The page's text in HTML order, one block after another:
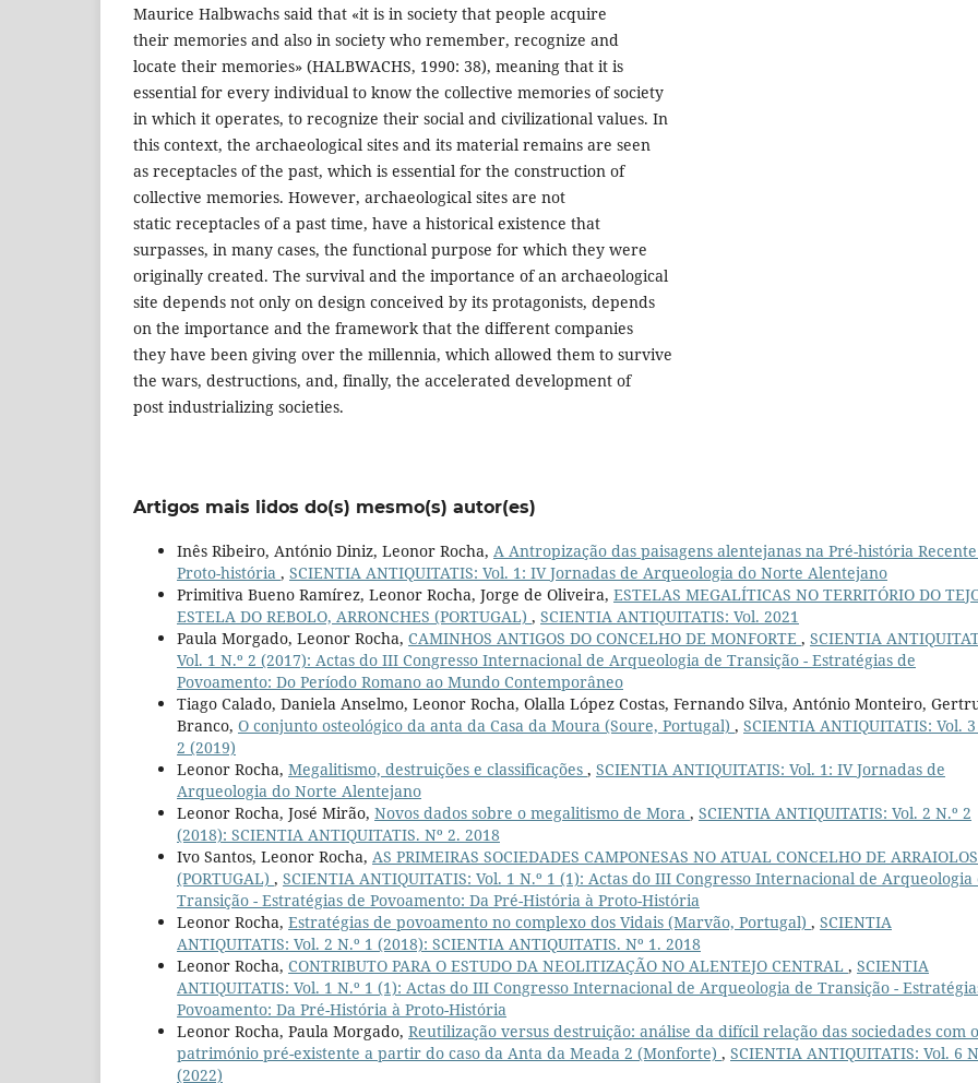
Maurice Halbwachs said that «it is in society that people acquire
their memories and also in society who remember, recognize and
locate their memories» (HALBWACHS, 1990: 38), meaning that it is
essential for every individual to know the collective memories of society
in which it operates, to recognize their social and civilizational values. In
this context, the archaeological sites and its material remains are seen
as receptacles of the past, which is essential for the construction of
collective memories. However, archaeological sites are not
static receptacles of a past time, have a historical existence that
surpasses, in many cases, the functional purpose for which they were
originally created. The survival and the importance of an archaeological
site depends not only on design conceived by its protagonists, depends
on the importance and the framework that the different companies
they have been giving over the millennia, which allowed them to survive
the wars, destructions, and, finally, the accelerated development of
post industrializing societies.
Artigos mais lidos do(s) mesmo(s) autor(es)
Inês Ribeiro, António Diniz, Leonor Rocha, A Antropização das paisagens alentejanas na Pré-história
Proto-história , SCIENTIA ANTIQUITATIS: Vol. 1: IV Jornadas de Arqueologia do Norte Alentejano
Primitiva Bueno Ramírez, Leonor Rocha, Jorge de Oliveira, ESTELAS MEGALÍTICAS NO TERRITÓRIO DO
ESTELA DO REBOLO, ARRONCHES (PORTUGAL) , SCIENTIA ANTIQUITATIS: Vol. 2021
Paula Morgado, Leonor Rocha, CAMINHOS ANTIGOS DO CONCELHO DE MONFORTE , SCIENTIA
Vol. 1 N.º 2 (2017): Actas do III Congresso Internacional de Arqueologia de Transição - Estratégias de
Povoamento: Do Período Romano ao Mundo Contemporâneo
Tiago Calado, Daniela Anselmo, Leonor Rocha, Olalla López Costas, Fernando Silva, António Monteiro,
Branco, O conjunto osteológico da anta da Casa da Moura (Soure, Portugal) , SCIENTIA ANTIQUITATIS: Vol.
2 (2019)
Leonor Rocha, Megalitismo, destruições e classificações , SCIENTIA ANTIQUITATIS: Vol. 1: IV Jornadas de
Arqueologia do Norte Alentejano
Leonor Rocha, José Mirão, Novos dados sobre o megalitismo de Mora , SCIENTIA ANTIQUITATIS: Vol. 2 N.º 2
(2018): SCIENTIA ANTIQUITATIS. Nº 2. 2018
Ivo Santos, Leonor Rocha, AS PRIMEIRAS SOCIEDADES CAMPONESAS NO ATUAL CONCELHO DE ARRAIOLOS
(PORTUGAL) , SCIENTIA ANTIQUITATIS: Vol. 1 N.º 1 (1): Actas do III Congresso Internacional de Arqueologia
Transição - Estratégias de Povoamento: Da Pré-História à Proto-História
Leonor Rocha, Estratégias de povoamento no complexo dos Vidais (Marvão, Portugal) , SCIENTIA
ANTIQUITATIS: Vol. 2 N.º 1 (2018): SCIENTIA ANTIQUITATIS. Nº 1. 2018
Leonor Rocha, CONTRIBUTO PARA O ESTUDO DA NEOLITIZAÇÃO NO ALENTEJO CENTRAL , SCIENTIA
ANTIQUITATIS: Vol. 1 N.º 1 (1): Actas do III Congresso Internacional de Arqueologia de Transição -
Povoamento: Da Pré-História à Proto-História
Leonor Rocha, Paula Morgado, Reutilização versus destruição: análise da difícil relação das sociedades com o
património pré-existente a partir do caso da Anta da Meada 2 (Monforte) , SCIENTIA ANTIQUITATIS: Vol. 6
(2022)